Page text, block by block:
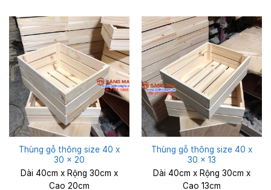
Thùng gỗ thông size 40 x
30 x 20
Dài 40cm x Rộng 30cm x
Cao 20cm
Thùng gỗ thông size 40 x
30 x 13
Dài 40cm x Rộng 30cm x
Cao 13cm